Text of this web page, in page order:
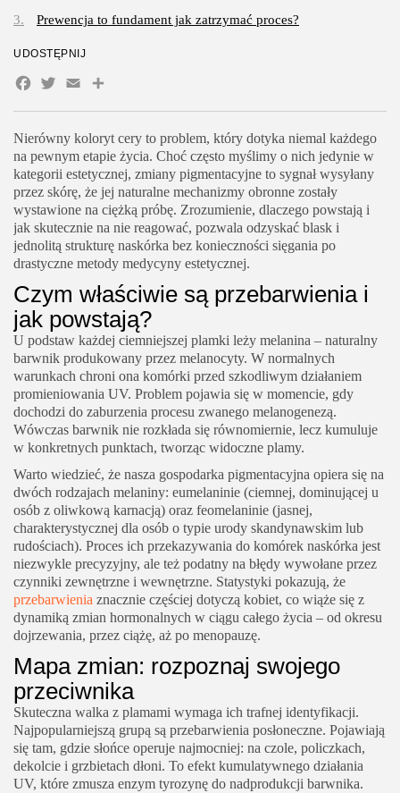
Nierówny koloryt cery to problem, który dotyka niemal każdego
na pewnym etapie życia. Choć często myślimy o nich jedynie w
kategorii estetycznej, zmiany pigmentacyjne to sygnał wysyłany
przez skórę, że jej naturalne mechanizmy obronne zostały
wystawione na ciężką próbę. Zrozumienie, dlaczego powstają i
jak skutecznie na nie reagować, pozwala odzyskać blask i
jednolitą strukturę naskórka bez konieczności sięgania po
drastyczne metody medycyny estetycznej.
Czym właściwie są przebarwienia i
jak powstają?
U podstaw każdej ciemniejszej plamki leży melanina – naturalny
barwnik produkowany przez melanocyty. W normalnych
warunkach chroni ona komórki przed szkodliwym działaniem
promieniowania UV. Problem pojawia się w momencie, gdy
dochodzi do zaburzenia procesu zwanego melanogenezą.
Wówczas barwnik nie rozkłada się równomiernie, lecz kumuluje
w konkretnych punktach, tworząc widoczne plamy.
Warto wiedzieć, że nasza gospodarka pigmentacyjna opiera się na
dwóch rodzajach melaniny: eumelaninie (ciemnej, dominującej u
osób z oliwkową karnacją) oraz feomelaninie (jasnej,
charakterystycznej dla osób o typie urody skandynawskim lub
rudościach). Proces ich przekazywania do komórek naskórka jest
niezwykle precyzyjny, ale też podatny na błędy wywołane przez
czynniki zewnętrzne i wewnętrzne. Statystyki pokazują, że
przebarwienia znacznie częściej dotyczą kobiet, co wiąże się z
dynamiką zmian hormonalnych w ciągu całego życia – od okresu
dojrzewania, przez ciążę, aż po menopauzę.
Mapa zmian: rozpoznaj swojego
przeciwnika
Skuteczna walka z plamami wymaga ich trafnej identyfikacji.
Najpopularniejszą grupą są przebarwienia posłoneczne. Pojawiają
się tam, gdzie słońce operuje najmocniej: na czole, policzkach,
dekolcie i grzbietach dłoni. To efekt kumulatywnego działania
UV, które zmusza enzym tyrozynę do nadprodukcji barwnika.
Prewencja to fundament jak zatrzymać proces?
UDOSTĘPNIJ
Facebook
Twitter
EmailShare